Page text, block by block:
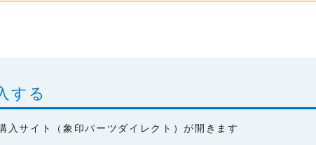
する
入サイト（象印パーツダイレクト）が開きます